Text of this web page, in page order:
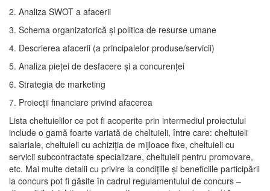
2. Analiza SWOT a afacerii
3. Schema organizatorică și politica de resurse umane
4. Descrierea afacerii (a principalelor produse/servicii)
5. Analiza pieței de desfacere și a concurenței
6. Strategia de marketing
7. Proiecţii financiare privind afacerea
Lista cheltuielilor ce pot fi acoperite prin intermediul proiectului
include o gamă foarte variată de cheltuieli, între care: cheltuieli
salariale, cheltuieli cu achiziția de mijloace fixe, cheltuieli cu
servicii subcontractate specializare, cheltuieli pentru promovare,
etc. Mai multe detalii cu privire la condițiile și beneficiile participării
la concurs pot fi găsite în cadrul regulamentului de concurs –